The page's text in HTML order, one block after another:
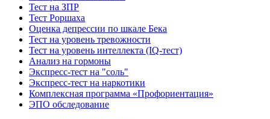
Тест на ЗПР
Тест Роршаха
Оценка депрессии по шкале Бека
Тест на уровень тревожности
Тест на уровень интеллекта (IQ-тест)
Анализ на гормоны
Экспресс-тест на "соль"
Экспресс-тест на наркотики
Комплексная программа «Профориентация»
ЭПО обследование